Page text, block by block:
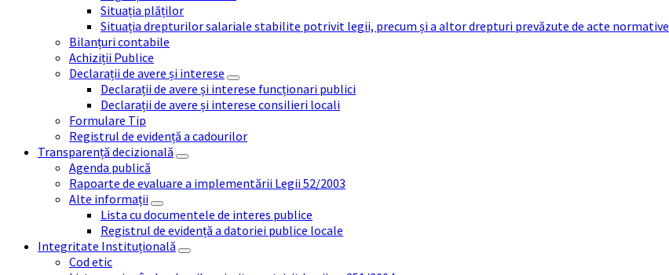
Situația plăților
Situația drepturilor salariale stabilite potrivit legii, precum și a altor drepturi prevăzute de acte normative
Bilanțuri contabile
Achiziții Publice
Declarații de avere și interese
Declarații de avere și interese funcționari publici
Declarații de avere și interese consilieri locali
Formulare Tip
Registrul de evidență a cadourilor
Transparență decizională
Agenda publică
Rapoarte de evaluare a implementării Legii 52/2003
Alte informații
Lista cu documentele de interes publice
Registrul de evidență a datoriei publice locale
Integritate Instituțională
Cod etic